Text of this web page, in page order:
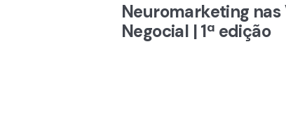
Neuromarketing
Negocial | 1ª edição